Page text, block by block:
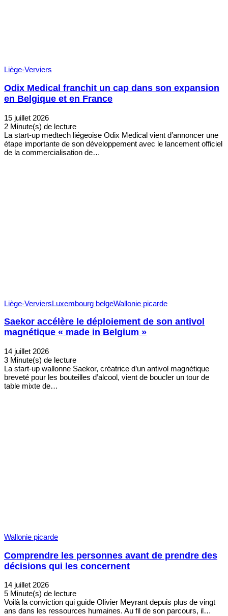
Liège-Verviers
Odix Medical franchit un cap dans son expansion
en Belgique et en France
15 juillet 2026
2 Minute(s) de lecture
La start-up medtech liégeoise Odix Medical vient d’annoncer une
étape importante de son développement avec le lancement officiel
de la commercialisation de…
Liège-VerviersLuxembourg belgeWallonie picarde
Saekor accélère le déploiement de son antivol
magnétique « made in Belgium »
14 juillet 2026
3 Minute(s) de lecture
La start-up wallonne Saekor, créatrice d’un antivol magnétique
breveté pour les bouteilles d’alcool, vient de boucler un tour de
table mixte de…
Wallonie picarde
Comprendre les personnes avant de prendre des
décisions qui les concernent
14 juillet 2026
5 Minute(s) de lecture
Voilà la conviction qui guide Olivier Meyrant depuis plus de vingt
ans dans les ressources humaines. Au fil de son parcours, il…